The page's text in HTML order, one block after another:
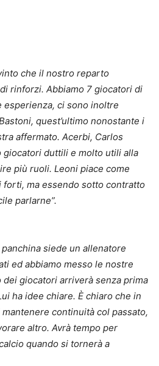
che il nostro reparto
rinforzi. Abbiamo 7 giocatori di
esperienza, ci sono inoltre
quest’ultimo nonostante i
affermato. Acerbi, Carlos
giocatori duttili e molto utili alla
più ruoli. Leoni piace come
ma essendo sotto contratto
parlarne”.
siede un allenatore
ed abbiamo messo le nostre
giocatori arriverà senza prima
ha idee chiare. È chiaro che in
continuità col passato,
altro. Avrà tempo per
quando si tornerà a